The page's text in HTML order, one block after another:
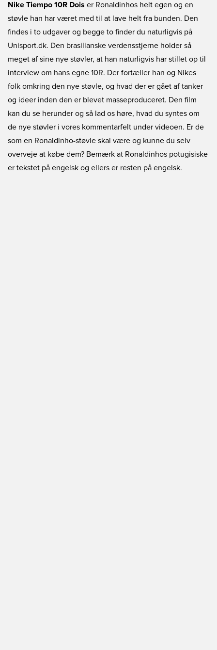
Nike Tiempo 10R Dois er Ronaldinhos helt egen og en
støvle han har været med til at lave helt fra bunden. Den
findes i to udgaver og begge to finder du naturligvis på
Unisport.dk. Den brasilianske verdensstjerne holder så
meget af sine nye støvler, at han naturligvis har stillet op til
interview om hans egne 10R. Der fortæller han og Nikes
folk omkring den nye støvle, og hvad der er gået af tanker
og ideer inden den er blevet masseproduceret. Den film
kan du se herunder og så lad os høre, hvad du syntes om
de nye støvler i vores kommentarfelt under videoen. Er de
som en Ronaldinho-støvle skal være og kunne du selv
overveje at købe dem? Bemærk at Ronaldinhos potugisiske
er tekstet på engelsk og ellers er resten på engelsk.